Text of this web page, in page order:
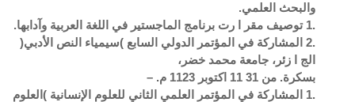
والبحث العلمي.
.1 توصيف مقر ا رت برنامج الماجستير في اللغة العربية وآدابها.
.2 المشاركة في المؤتمر الدولي السابع )سيمياء النص الأدبي(
الج ا زئر، جامعة محمد خضر،
بسكرة. من 31 11 اكتوبر 1123 م. –
.1 المشاركة في المؤتمر العلمي الثاني للعلوم الإنسانية )العلوم